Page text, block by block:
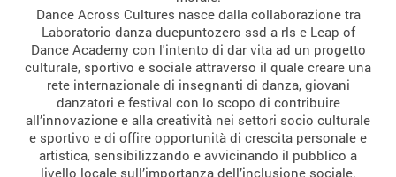
Dance Across Cultures nasce dalla collaborazione tra
Laboratorio danza duepuntozero ssd a rls e Leap of
Dance Academy con l'intento di dar vita ad un progetto
culturale, sportivo e sociale attraverso il quale creare una
rete internazionale di insegnanti di danza, giovani
danzatori e festival con lo scopo di contribuire
all’innovazione e alla creatività nei settori socio culturale
e sportivo e di offire opportunità di crescita personale e
artistica, sensibilizzando e avvicinando il pubblico a
livello locale sull’importanza dell’inclusione sociale.